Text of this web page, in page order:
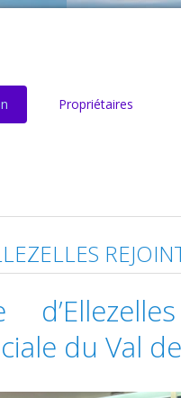
Propriétaires
du Val